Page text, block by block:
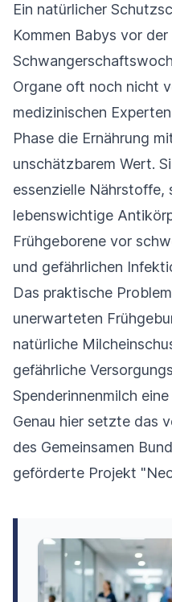
Ein natürlicher
Kommen Babys vor der
Organe oft noch nicht
medizinischen
Phase die Ernährung
unschätzbarem Wert.
essenzielle Nährstoffe,
lebenswichtige
Frühgeborene vor
und gefährlichen
Das praktische
unerwarteten
natürliche
gefährliche
Spenderinnenmilch
Genau hier setzte das
des Gemeinsamen
geförderte Projekt